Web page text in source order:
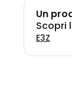
Un
Scopri
E3Z